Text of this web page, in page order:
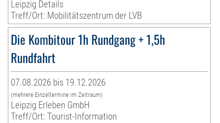
Leipzig Details
Treff/Ort: Mobilitätszentrum der LVB
Die Kombitour 1h Rundgang + 1,5h
Rundfahrt
07.08.2026 bis 19.12.2026
(mehrere Einzeltermine im Zeitraum)
Leipzig Erleben GmbH
Treff/Ort: Tourist-Information